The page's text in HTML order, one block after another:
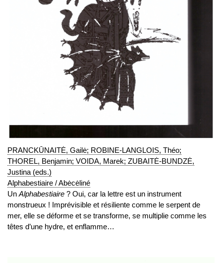
PRANCKŪNAITĖ, Gailė; ROBINE-LANGLOIS, Théo;
THOREL, Benjamin; VOIDA, Marek; ZUBAITĖ-BUNDZĖ,
Justina (eds.)
Alphabestiaire / Abėcėliné
Un Alphabestiaire ? Oui, car la lettre est un instrument
monstrueux ! Imprévisible et résiliente comme le serpent de
mer, elle se déforme et se transforme, se multiplie comme les
têtes d’une hydre, et enflamme…